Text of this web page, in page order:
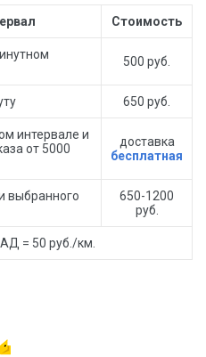
Стоимость
500 руб.
650 руб.
интервале и
от 5000
доставка
бесплатная
выбранного
650-1200
руб.
= 50 руб./км.